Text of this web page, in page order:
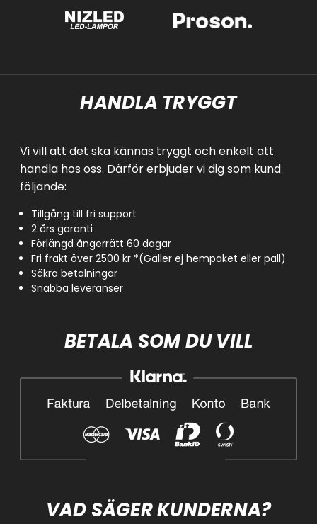
HANDLA TRYGGT
Vi vill att det ska kännas tryggt och enkelt att
handla hos oss. Därför erbjuder vi dig som kund
följande:
Tillgång till fri support
2 års garanti
Förlängd ångerrätt 60 dagar
Fri frakt över 2500 kr *(Gäller ej hempaket eller pall)
Säkra betalningar
Snabba leveranser
BETALA SOM DU VILL
VAD SÄGER KUNDERNA?